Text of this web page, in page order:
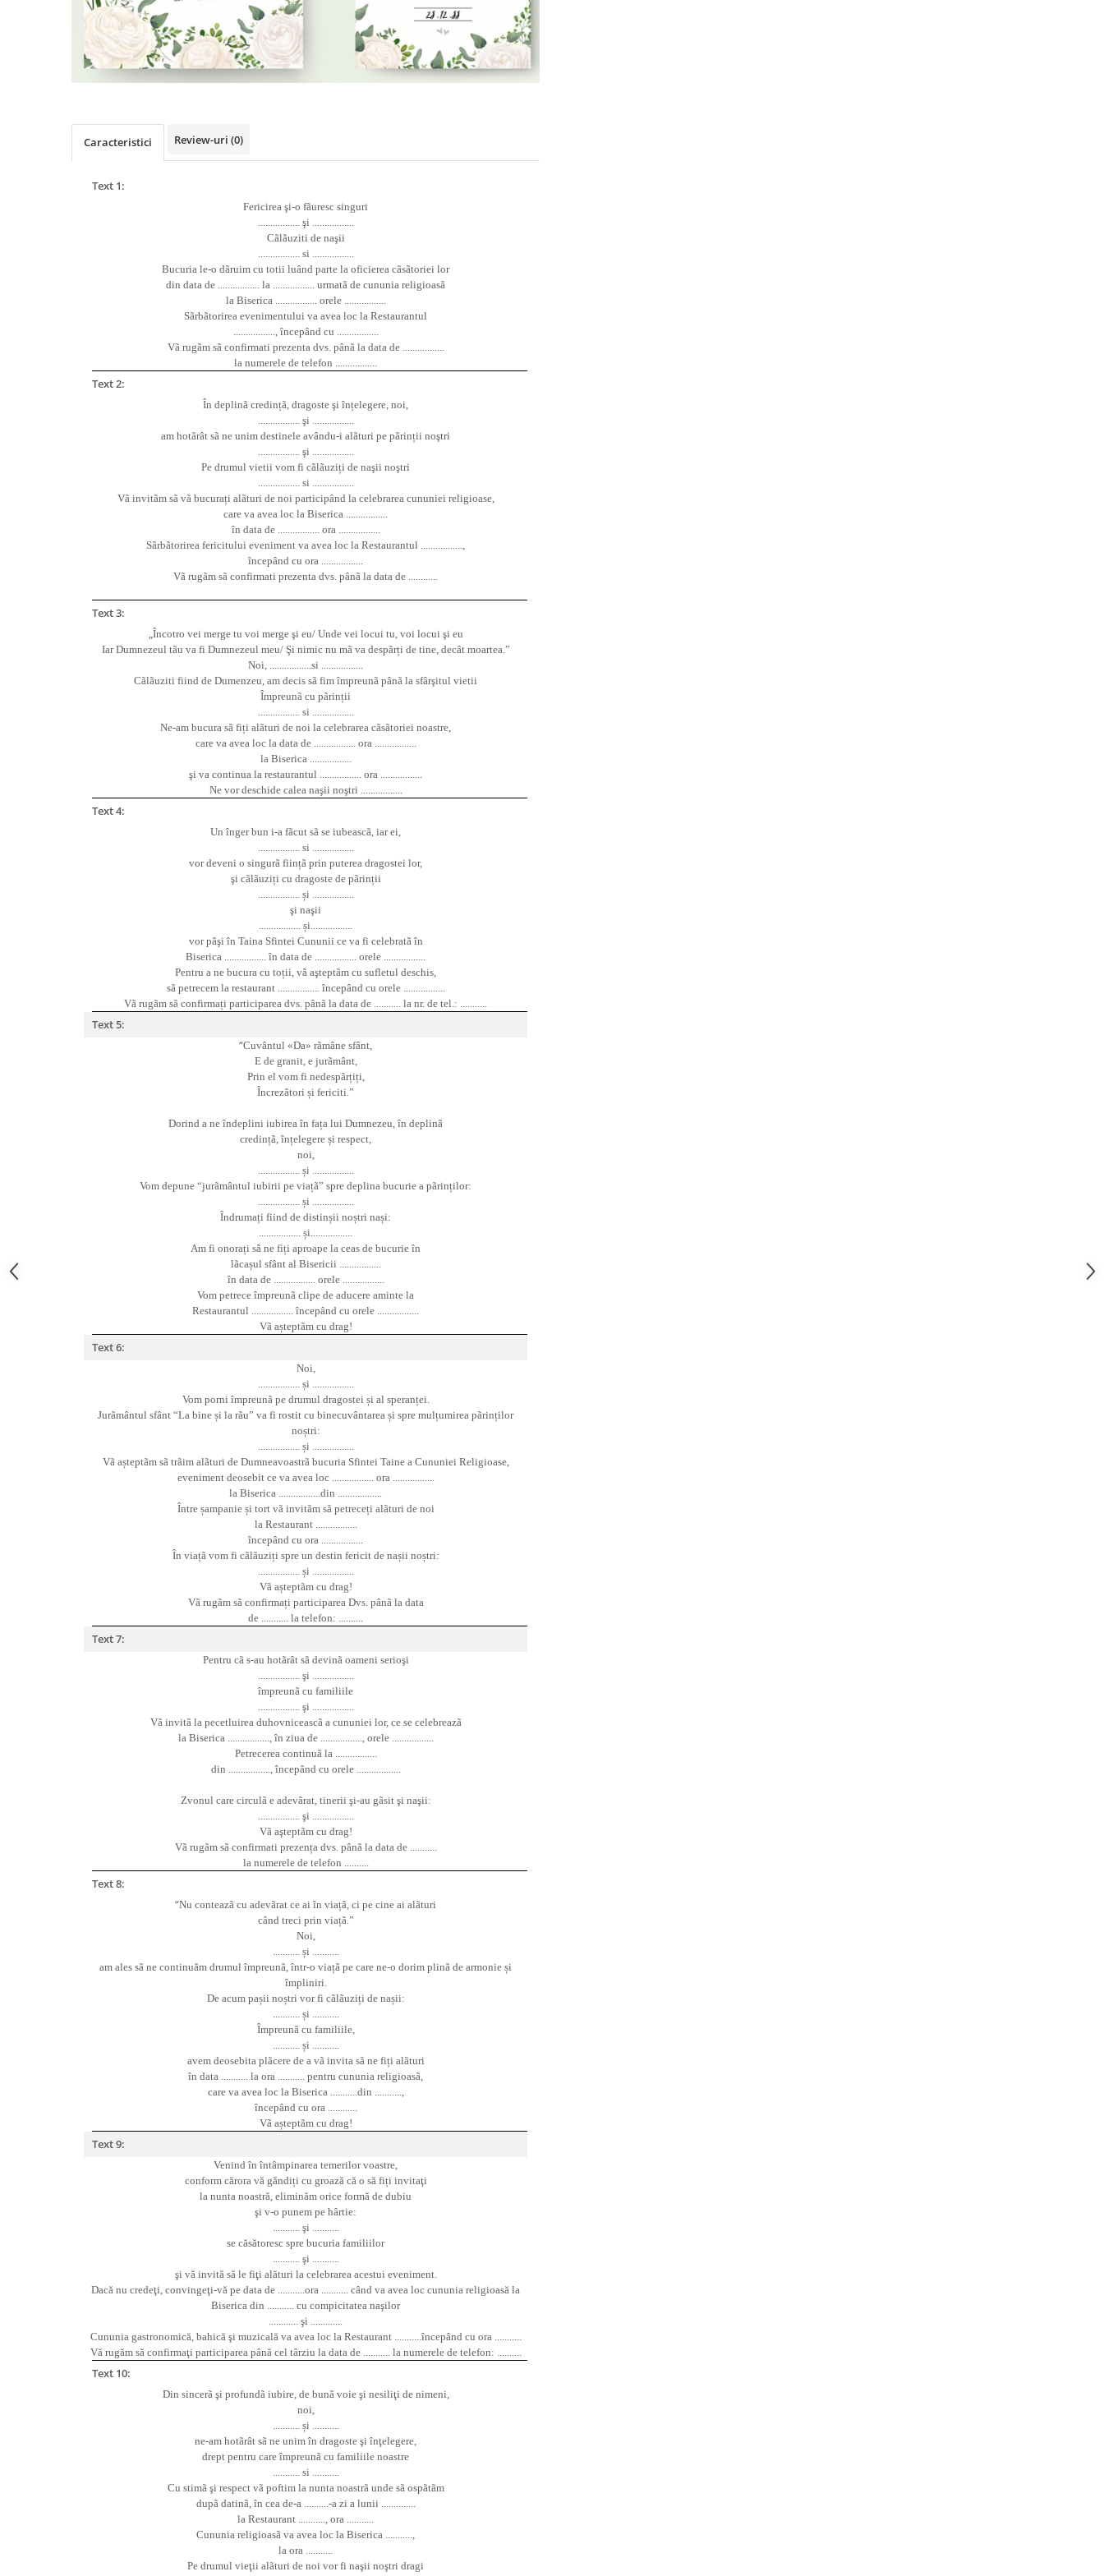
Pachete marturii
Pungi si cutii prajituri
Sticle si borcane
Cutii flori de hartie
Cutii flori de sapun
Cutii flori mixte
2025 Craciun
HOME & OFFICE Deco
Caracteristici Review-uri (0)
Text 1:
Fericirea şi-o fãuresc singuri
şi .................
Cãlãuziti de naşii
................. si .................
Bucuria le-o dãruim cu totii luând parte la oficierea cãsãtoriei lor
din data de ................. la ................. urmatã de cununia religioasã
la Biserica ................. orele .................
Sãrbãtorirea evenimentului va avea loc la Restaurantul
................., începând cu .................
Vã rugãm sã confirmati prezenta dvs. pânã la data de .................
la numerele de telefon .................
Text 2:
În deplinã credințã, dragoste şi înțelegere, noi,
şi .................
am hotãrât sã ne unim destinele avându-i alãturi pe pãrinții noştri
şi .................
Pe drumul vietii vom fi cãlãuziți de naşii noştri
................. si .................
Vã invitãm sã vã bucurați alãturi de noi participând la celebrarea cununiei religioase,
care va avea loc la Biserica .................
în data de ................. ora .................
Sãrbãtorirea fericitului eveniment va avea loc la Restaurantul .................,
începând cu ora .................
Vã rugãm sã confirmati prezenta dvs. pânã la data de ............
Text 3:
„Încotro vei merge tu voi merge şi eu/ Unde vei locui tu, voi locui şi eu
Iar Dumnezeul tãu va fi Dumnezeul meu/ Şi nimic nu mã va despãrți de tine, decât moartea.”
Noi, .................si .................
Cãlãuziti fiind de Dumenzeu, am decis sã fim împreunã pânã la sfârşitul vietii
Împreunã cu pãrinții
................. si .................
Ne-am bucura sã fiți alãturi de noi la celebrarea cãsãtoriei noastre,
care va avea loc la data de ................. ora .................
la Biserica .................
şi va continua la restaurantul ................. ora .................
Ne vor deschide calea naşii noştri .................
Text 4:
Un înger bun i-a fãcut sã se iubeascã, iar ei,
................. si .................
vor deveni o singurã ființã prin puterea dragostei lor,
şi cãlãuziți cu dragoste de pãrinții
................. și .................
şi naşii
................. și.................
vor pãşi în Taina Sfintei Cununii ce va fi celebratã în
Biserica ................. în data de ................. orele .................
Pentru a ne bucura cu toții, vã aşteptãm cu sufletul deschis,
sã petrecem la restaurant ................. începând cu orele .................
Vã rugãm sã confirmați participarea dvs. pânã la data de ........... la nr. de tel.: ...........
Text 5:
“Cuvântul «Da» rãmâne sfânt,
E de granit, e jurãmânt,
Prin el vom fi nedespãrțiți,
Încrezãtori și fericiti.”
Dorind a ne îndeplini iubirea în fața lui Dumnezeu, în deplinã
credințã, înțelegere și respect,
noi,
................. și .................
Vom depune “jurãmântul iubirii pe viațã” spre deplina bucurie a pãrinților:
................. și .................
Îndrumați fiind de distinșii noștri nași:
................. și.................
Am fi onorați sã ne fiți aproape la ceas de bucurie în
lãcașul sfânt al Bisericii .................
în data de ................. orele .................
Vom petrece împreunã clipe de aducere aminte la
Restaurantul ................. începând cu orele .................
Vã așteptãm cu drag!
Text 6:
Noi,
................. și .................
Vom porni împreunã pe drumul dragostei și al speranței.
Jurãmântul sfânt “La bine și la rãu” va fi rostit cu binecuvântarea și spre mulțumirea pãrinților
noștri:
................. și .................
Vã așteptãm sã trãim alãturi de Dumneavoastrã bucuria Sfintei Taine a Cununiei Religioase,
eveniment deosebit ce va avea loc ................. ora .................
la Biserica .................din ..................
Între șampanie și tort vã invitãm sã petreceți alãturi de noi
la Restaurant .................
începând cu ora .................
În viațã vom fi cãlãuziți spre un destin fericit de nașii noștri:
................. și .................
Vã așteptãm cu drag!
Vã rugãm sã confirmați participarea Dvs. pânã la data
de ........... la telefon: ..........
Text 7:
Pentru cã s-au hotãrât sã devinã oameni serioşi
şi .................
împreunã cu familiile
şi .................
Vã invitã la pecetluirea duhovniceascã a cununiei lor, ce se celebreazã
la Biserica ................., în ziua de ................., orele .................
Petrecerea continuã la .................
din ................., începând cu orele ..................
Zvonul care circulã e adevãrat, tinerii şi-au gãsit şi naşii:
şi .................
Vã aşteptãm cu drag!
Vã rugãm sã confirmati prezența dvs. pânã la data de ...........
la numerele de telefon ..........
Text 8:
“Nu conteazã cu adevãrat ce ai în viațã, ci pe cine ai alãturi
când treci prin viațã.”
Noi,
........... și ...........
am ales sã ne continuãm drumul împreunã, într-o viațã pe care ne-o dorim plinã de armonie și
împliniri.
De acum pașii noștri vor fi cãlãuziți de nașii:
........... și ...........
Împreunã cu familiile,
........... și ...........
avem deosebita plãcere de a vã invita sã ne fiți alãturi
în data ........... la ora ........... pentru cununia religioasã,
care va avea loc la Biserica ...........din ...........,
începând cu ora ............
Vã așteptãm cu drag!
Text 9:
Venind în întâmpinarea temerilor voastre,
conform cărora vă găndiți cu groază că o să fiți invitaţi
la nunta noastră , eliminăm orice formă de dubiu
şi v-o punem pe hârtie:
şi ...........
se căsătoresc spre bucuria familiilor
şi ...........
şi vă invită să le fiţi alături la celebrarea acestui eveniment.
Dacă nu credeţi, convingeţi-vă pe data de ...........ora ........... când va avea loc cununia religioasă la
Biserica din ........... cu compicitatea naşilor
şi .............
Cununia gastronomică , bahică şi muzicală va avea loc la Restaurant ...........începând cu ora ...........
Vă rugăm să confirmaţi participarea până cel târziu la data de ........... la numerele de telefon: ..........
Text 10:
Din sincerã şi profundã iubire, de bunã voie şi nesiliţi de nimeni,
noi,
........... și ...........
ne-am hotãrât sã ne unim în dragoste şi înţelegere,
drept pentru care împreunã cu familiile noastre
........... si ...........
Cu stimã şi respect vã poftim la nunta noastrã unde sã ospãtãm
dupã datinã, în cea de-a ..........-a zi a lunii ..............
la Restaurant ..........., ora ...........
Cununia religioasã va avea loc la Biserica ...........,
la ora ...........
Pe drumul vieţii alãturi de noi vor fi naşii noştri dragi